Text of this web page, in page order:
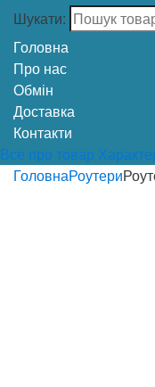
Шукати:
Головна
Про нас
Обмін
Доставка
Контакти
Все про товар
ГоловнаРоутери